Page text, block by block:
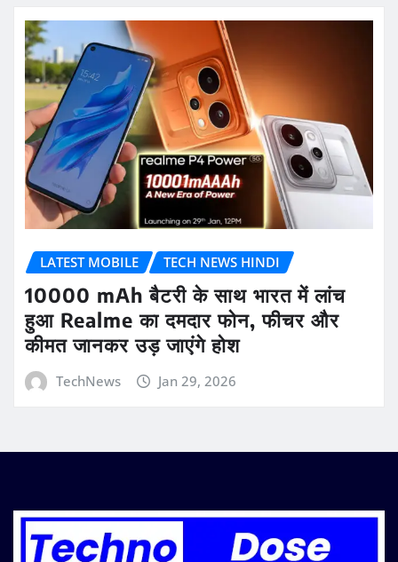
LATEST MOBILE TECH NEWS HINDI
10000 mAh बैटरी के साथ भारत में लांच
हुआ Realme का दमदार फोन, फीचर और
कीमत जानकर उड़ जाएंगे होश
TechNews Jan 29, 2026